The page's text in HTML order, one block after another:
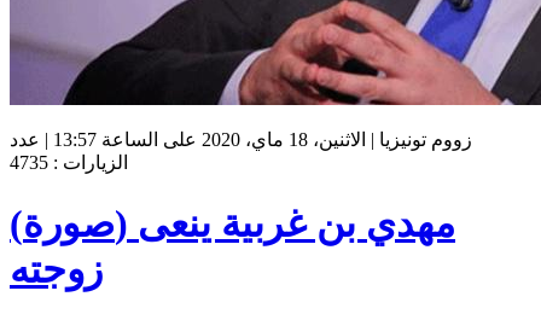
زووم تونيزيا | الاثنين، 18 ماي، 2020 على الساعة 13:57 | عدد
الزيارات : 4735
(صورة) مهدي بن غربية ينعى
زوجته